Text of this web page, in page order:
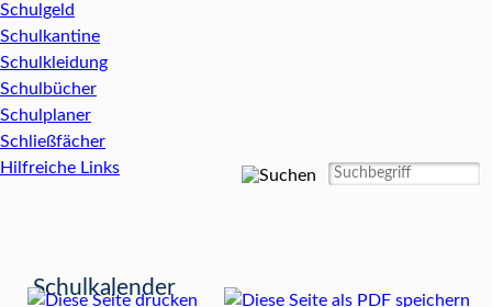
Schulgeld
Schulkantine
Schulkleidung
Schulbücher
Schulplaner
Schließfächer
Hilfreiche Links
Schulkalender